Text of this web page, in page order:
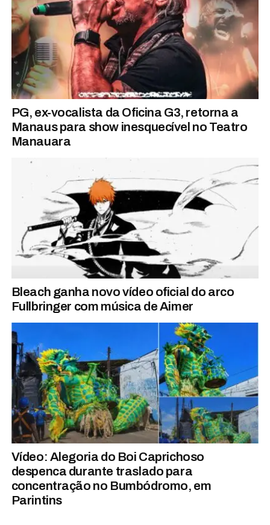
PG, ex-vocalista da Oficina G3, retorna a
Manaus para show inesquecível no Teatro
Manauara
Bleach ganha novo vídeo oficial do arco
Fullbringer com música de Aimer
Vídeo: Alegoria do Boi Caprichoso
despenca durante traslado para
concentração no Bumbódromo, em
Parintins